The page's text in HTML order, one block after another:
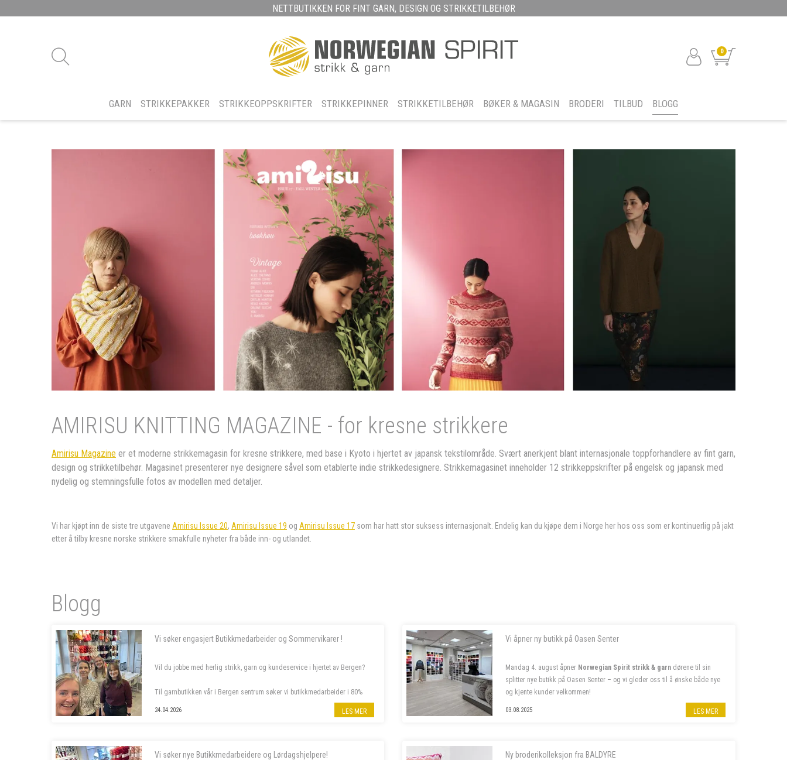
NETTBUTIKKEN FOR FINT GARN, DESIGN OG STRIKKETILBEHØR
0
GARN STRIKKEPAKKER STRIKKEOPPSKRIFTER STRIKKEPINNER STRIKKETILBEHØR BØKER & MAGASIN BRODERI TILBUD BLOGG
AMIRISU KNITTING MAGAZINE - for kresne strikkere
Amirisu Magazine er et moderne strikkemagasin for kresne strikkere, med base i Kyoto i hjertet av japansk tekstilområde. Svært anerkjent blant internasjonale toppforhandlere av fint garn,
design og strikketilbehør. Magasinet presenterer nye designere såvel som etablerte indie strikkedesignere. Strikkemagasinet inneholder 12 strikkeppskrifter på engelsk og japansk med
nydelig og stemningsfulle fotos av modellen med detaljer.
Vi har kjøpt inn de siste tre utgavene Amirisu Issue 20, Amirisu Issue 19 og Amirisu Issue 17 som har hatt stor suksess internasjonalt. Endelig kan du kjøpe dem i Norge her hos oss som er kontinuerlig på jakt
etter å tilby kresne norske strikkere smakfulle nyheter fra både inn- og utlandet.
Blogg
Vi søker engasjert Butikkmedarbeider og Sommervikarer !
Vil du jobbe med herlig strikk, garn og kundeservice i hjertet av Bergen?
Til garnbutikken vår i Bergen sentrum søker vi butikkmedarbeider i 80%
stilling, samt to sommervikarer. Les mer om stillingene nedenfor.
24.04.2026 LES MER
Vi åpner ny butikk på Oasen Senter
Mandag 4. august åpner Norwegian Spirit strikk & garn dørene til sin
splitter nye butikk på Oasen Senter – og vi gleder oss til å ønske både nye
og kjente kunder velkommen!
03.08.2025 LES MER
Vi søker nye Butikkmedarbeidere og Lørdagshjelpere! Ny broderikolleksjon fra BALDYRE